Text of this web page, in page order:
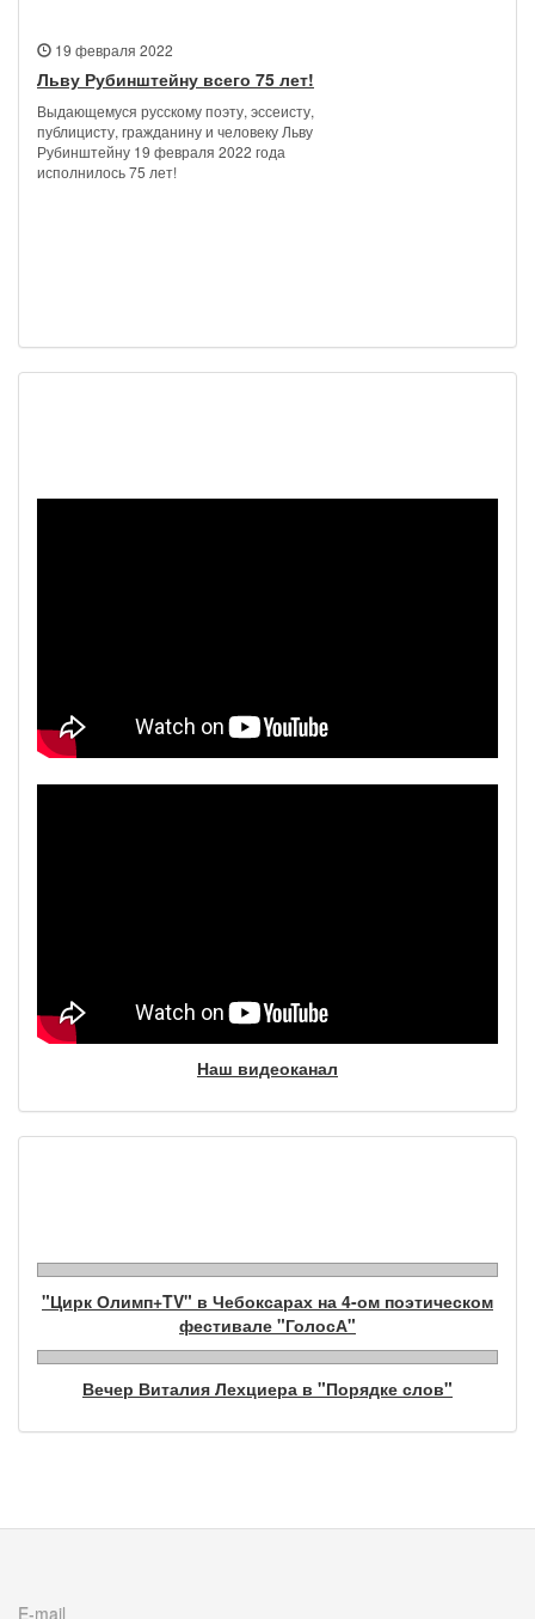
19 февраля 2022
Льву Рубинштейну всего 75 лет!
Выдающемуся русскому поэту, эссеисту,
публицисту, гражданину и человеку Льву
Рубинштейну 19 февраля 2022 года
исполнилось 75 лет!
Наш видеоканал
"Цирк Олимп+TV" в Чебоксарах на 4-ом поэтическом
фестивале "ГолосА"
Вечер Виталия Лехциера в "Порядке слов"
E-mail